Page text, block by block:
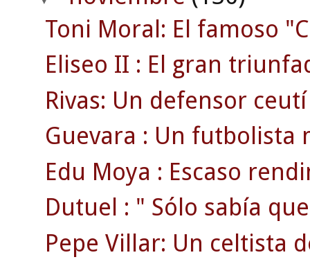
Toni Moral: El famoso
Eliseo II : El gran
Rivas: Un defensor
Guevara : Un futbolista
Edu Moya : Escaso
Dutuel : " Sólo sabía
Pepe Villar: Un celtista